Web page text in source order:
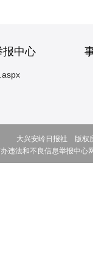
报中心
大兴安岭日报社 版
违法和不良信息举报中心